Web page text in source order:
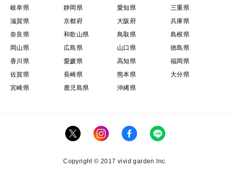
岐阜県
静岡県 愛知県
三重県
滋賀県
京都府 大阪府
兵庫県
奈良県
和歌山県 鳥取県
島根県
岡山県
広島県 山口県
徳島県
香川県
愛媛県 高知県
福岡県
佐賀県
長崎県 熊本県
大分県
宮崎県
鹿児島県 沖縄県
Copyright © 2017 vivid garden Inc.